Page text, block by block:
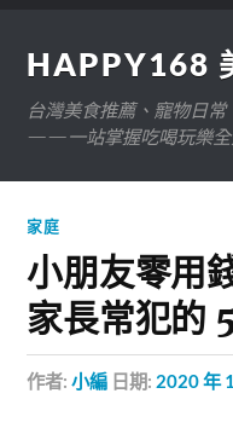
HAPPY168
台灣美食推薦、寵物日
——一站掌握吃喝玩樂全
家庭
小朋友零用
家長常犯的
作者:小編 日期: 2020 年